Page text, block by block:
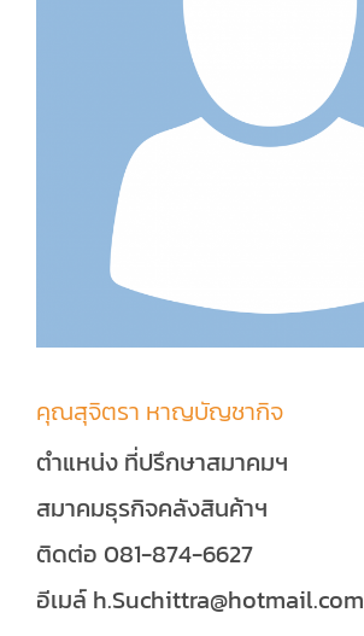
คุณสุจิตรา หาญบัญชากิจ
ตำแหน่ง ที่ปรึกษาสมาคมฯ
สมาคมธุรกิจคลังสินค้าฯ
ติดต่อ 081-874-6627
อีเมล์ h.Suchittra@hotmail.com